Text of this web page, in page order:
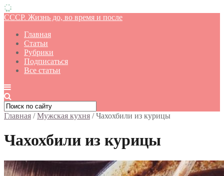
СССР. Жизнь до, во время и после
Главная
Статьи
Рубрики
Подписаться
Все статьи
Главная /Мужская кухня /Чахохбили из курицы
Чахохбили из курицы